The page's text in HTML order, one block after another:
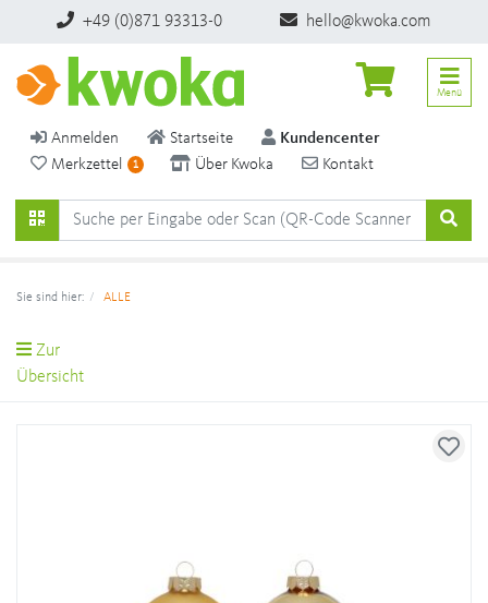
+49 (0)871 93313-0 hello@kwoka.com
Anmelden Startseite
Kundencenter
Merkzettel
1 Über Kwoka Kontakt
Menü
Sie sind hier: ALLE
Zur
Übersicht